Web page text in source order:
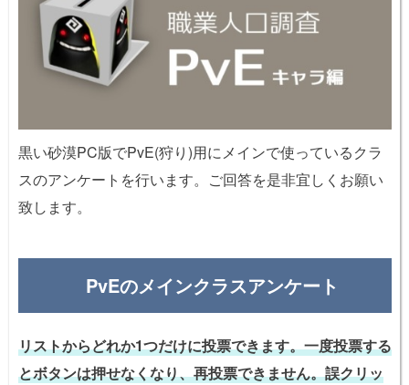
黒い砂漠PC版でPvE(狩り)用にメインで使っているクラ
スのアンケートを行います。ご回答を是非宜しくお願い
致します。
PvEのメインクラスアンケート
リストからどれか1つだけに投票できます。一度投票する
とボタンは押せなくなり、再投票できません。誤クリッ